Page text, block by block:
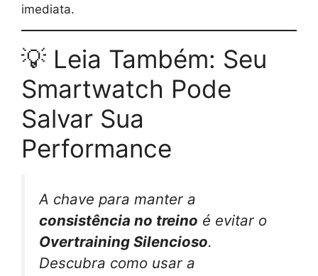
imediata.
💡 Leia Também: Seu
Smartwatch Pode
Salvar Sua
Performance
A chave para manter a
consistência no treino é evitar o
Overtraining Silencioso.
Descubra como usar a